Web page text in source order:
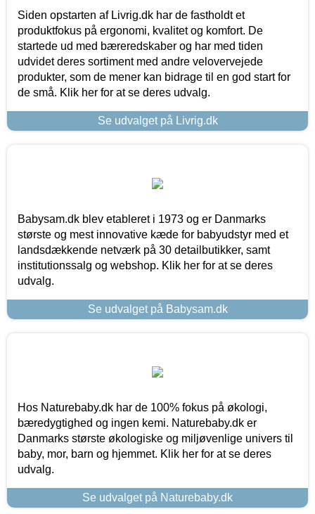
Siden opstarten af Livrig.dk har de fastholdt et
produktfokus på ergonomi, kvalitet og komfort. De
startede ud med bæreredskaber og har med tiden
udvidet deres sortiment med andre velovervejede
produkter, som de mener kan bidrage til en god start for
de små. Klik her for at se deres udvalg.
Se udvalget på Livrig.dk
Babysam.dk blev etableret i 1973 og er Danmarks
største og mest innovative kæde for babyudstyr med et
landsdækkende netværk på 30 detailbutikker, samt
institutionssalg og webshop. Klik her for at se deres
udvalg.
Se udvalget på Babysam.dk
Hos Naturebaby.dk har de 100% fokus på økologi,
bæredygtighed og ingen kemi. Naturebaby.dk er
Danmarks største økologiske og miljøvenlige univers til
baby, mor, barn og hjemmet. Klik her for at se deres
udvalg.
Se udvalget på Naturebaby.dk